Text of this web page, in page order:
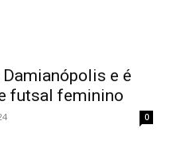
e é
futsal feminino
0